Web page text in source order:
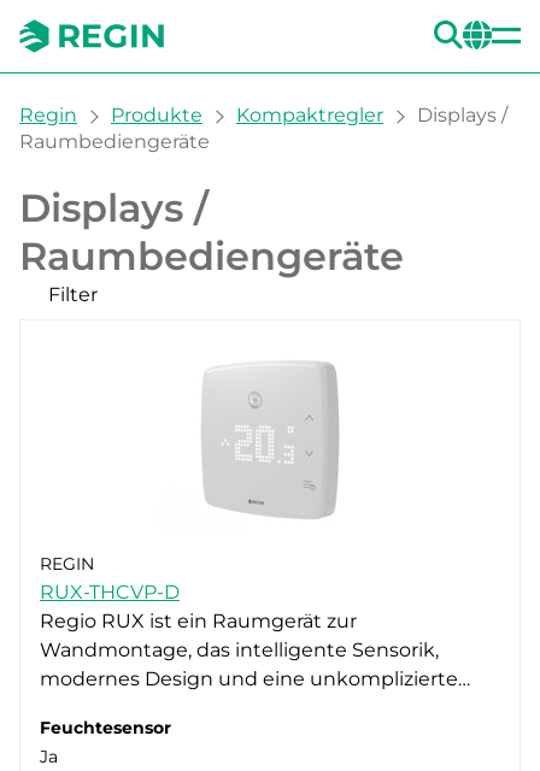
You are here:
Regin Produkte Kompaktregler
Displays /
Raumbediengeräte
Displays /
Raumbediengeräte
Filter
Display (2)
I/O-Module (1)
Raumbediengeräte (19)
Raumregler (1)
Messung
Bewegungsmelder (3)
CO2 (3)
Feuchte (3)
Versorgungsspannung
24V AC (21)
24V DC (9)
Montage
Schaltschrank (2)
Display
REGIN
RUX-THCVP-D
Regio RUX ist ein Raumgerät zur
Wandmontage, das intelligente Sensorik,
modernes Design und eine unkomplizierte…
Feuchtesensor
Ja